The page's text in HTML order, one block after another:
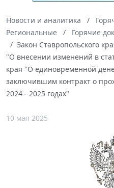
Новости и аналитика
Региональные
Горячие
Закон Ставропольского
"О внесении изменений в
края "О единовременной
заключившим контракт о
2024 - 2025 годах"
10 мая 2025